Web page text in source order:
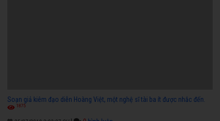
Soạn giả kiêm đạo diễn Hoàng Việt, một nghệ sĩ tài ba ít được nhắc đến.
1875